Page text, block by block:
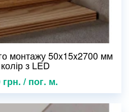
монтажу 50x15x2700 мм
з LED
грн. / пог. м.